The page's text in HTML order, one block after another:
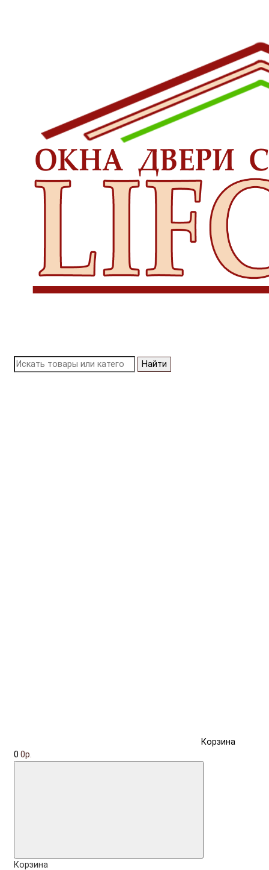
Найти
Корзина
0 0р.
Корзина